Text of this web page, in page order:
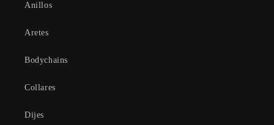
Anillos
Aretes
Bodychains
Collares
Dijes